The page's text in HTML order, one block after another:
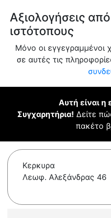
Αξιολογήσεις
ιστότοπους
Μόνο οι εγγεγραμμένοι
σε αυτές τις
Αυτή είναι η
Συγχαρητήρια! Δείτε
πακέτο
Κερκυρα
Λεωφ. Αλεξάνδρας 46